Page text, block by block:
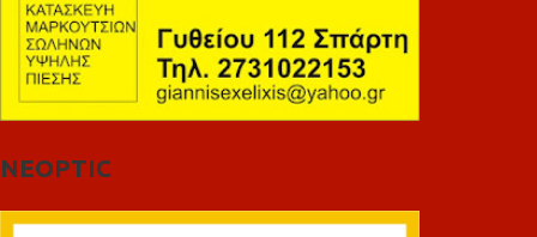
NEOPTIC